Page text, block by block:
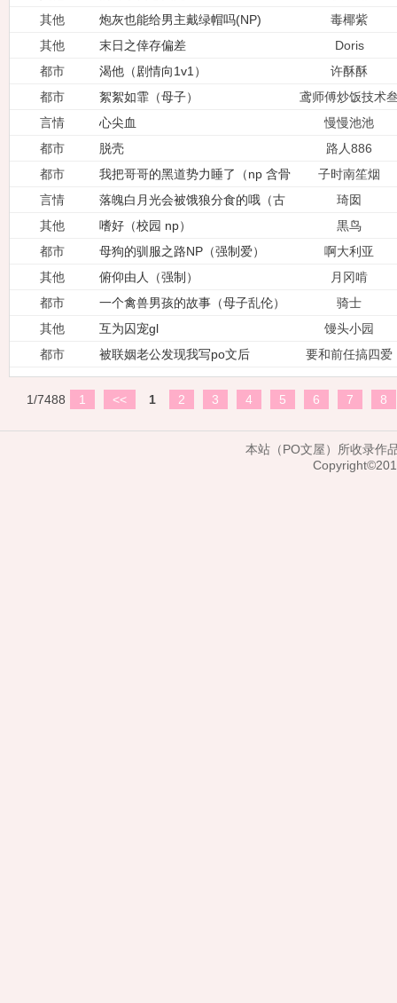
其他
炮灰也能给男主戴绿帽吗(NP)
毒椰紫
其他
末日之倖存偏差
Doris
都市
渴他（剧情向1v1）
许酥酥
都市
絮絮如霏（母子）
鸢师傅炒饭技术
流
言情 心尖血
慢慢池池
都市
脱壳
路人886
都市
我把哥哥的黑道势力睡了（np 含骨
科）
子时南笙烟
言情
落魄白月光会被饿狼分食的哦（古
言np）
琦囡
其他
嗜好（校园 np）
黒鸟
都市
母狗的驯服之路NP（强制爱）
啊大利亚
其他
俯仰由人（强制）
月冈啃
都市
一个禽兽男孩的故事（母子乱伦）
骑士
其他
互为囚宠gl
馒头小园
都市
被联姻老公发现我写po文后 要和前任搞四爱
1/7488 1 << 1 2 3 4 5 6 7 8
本站（PO文屋）所收录作